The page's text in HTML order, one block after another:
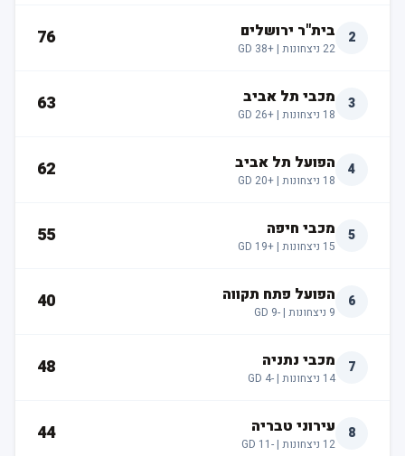
בית"ר ירושלים
22ניצחונות |+38
GD
76
מכבי תל אביב
ניצחונות |+26
GD
63
הפועל תל אביב
ניצחונות |+20
GD
62
מכבי חיפה
ניצחונות |+19
GD
55
הפועל פתח תקווה
ניצחונות |-9
40
מכבי נתניה
14ניצחונות |-4
48
עירוני טבריה
12ניצחונות |-11
GD
44